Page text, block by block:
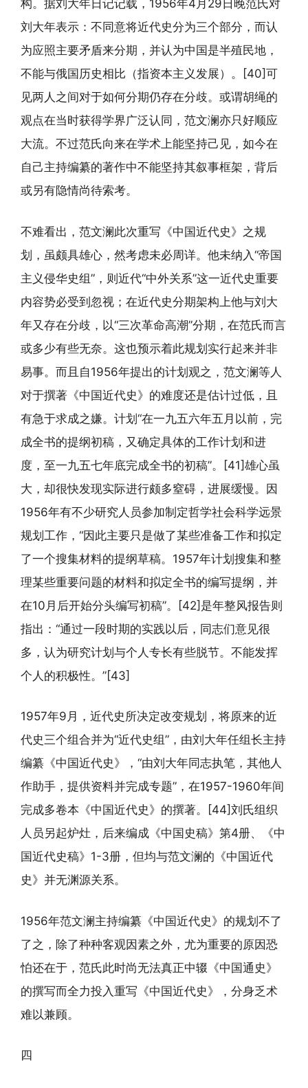
构。据刘大年日记记载，1956年4月29日晚范氏对
刘大年表示：不同意将近代史分为三个部分，而认
为应照主要矛盾来分期，并认为中国是半殖民地，
不能与俄国历史相比（指资本主义发展）。[40]可
见两人之间对于如何分期仍存在分歧。或谓胡绳的
观点在当时获得学界广泛认同，范文澜亦只好顺应
大流。不过范氏向来在学术上能坚持己见，如今在
自己主持编纂的著作中不能坚持其叙事框架，背后
或另有隐情尚待索考。
不难看出，范文澜此次重写《中国近代史》之规
划，虽颇具雄心，然考虑未必周详。他未纳入“帝国
主义侵华史组”，则近代“中外关系”这一近代史重要
内容势必受到忽视；在近代史分期架构上他与刘大
年又存在分歧，以“三次革命高潮”分期，在范氏而言
或多少有些无奈。这也预示着此规划实行起来并非
易事。而且自1956年提出的计划观之，范文澜等人
对于撰著《中国近代史》的难度还是估计过低，且
有急于求成之嫌。计划“在一九五六年五月以前，完
成全书的提纲初稿，又确定具体的工作计划和进
度，至一九五七年底完成全书的初稿”。[41]雄心虽
大，却很快发现实际进行颇多窒碍，进展缓慢。因
1956年有不少研究人员参加制定哲学社会科学远景
规划工作，“因此主要只是做了某些准备工作和拟定
了一个搜集材料的提纲草稿。1957年计划搜集和整
理某些重要问题的材料和拟定全书的编写提纲，并
在10月后开始分头编写初稿”。[42]是年整风报告则
指出：“通过一段时期的实践以后，同志们意见很
多，认为研究计划与个人专长有些脱节。不能发挥
个人的积极性。”[43]
1957年9月，近代史所决定改变规划，将原来的近
代史三个组合并为“近代史组”，由刘大年任组长主持
编纂《中国近代史》，“由刘大年同志执笔，其他人
作助手，提供资料并完成专题”，在1957-1960年间
完成多卷本《中国近代史》的撰著。[44]刘氏组织
人员另起炉灶，后来编成《中国史稿》第4册、《中
国近代史稿》1-3册，但均与范文澜的《中国近代
史》并无渊源关系。
1956年范文澜主持编纂《中国近代史》的规划不了
了之，除了种种客观因素之外，尤为重要的原因恐
怕还在于，范氏此时尚无法真正中辍《中国通史》
的撰写而全力投入重写《中国近代史》，分身乏术
难以兼顾。
四